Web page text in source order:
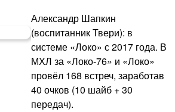
Александр Шапкин
(воспитанник Твери): в
системе «Локо» с 2017 года. В
МХЛ за «Локо-76» и «Локо»
провёл 168 встреч, заработав
40 очков (10 шайб + 30
передач).